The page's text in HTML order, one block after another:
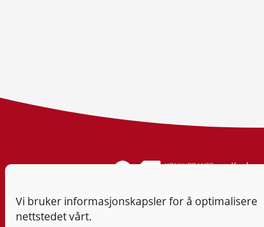
Vi bruker informasjonskapsler for å optimalisere
nettstedet vårt.
Org.nr: